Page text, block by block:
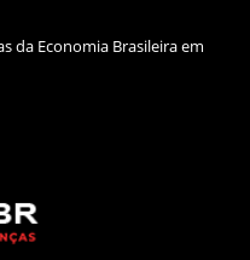
da Economia Brasileira em